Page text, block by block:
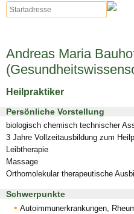
Andreas Maria
Heilpraktiker
Persönliche Vorstellung
biologisch chemisch technischer
3 Jahre Vollzeitausbildung zum
Leibtherapie
Massage
Orthomolekular therapeutische
Schwerpunkte
Autoimmunerkrankungen,